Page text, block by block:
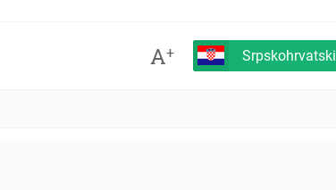
A+ Srpskohrvatski